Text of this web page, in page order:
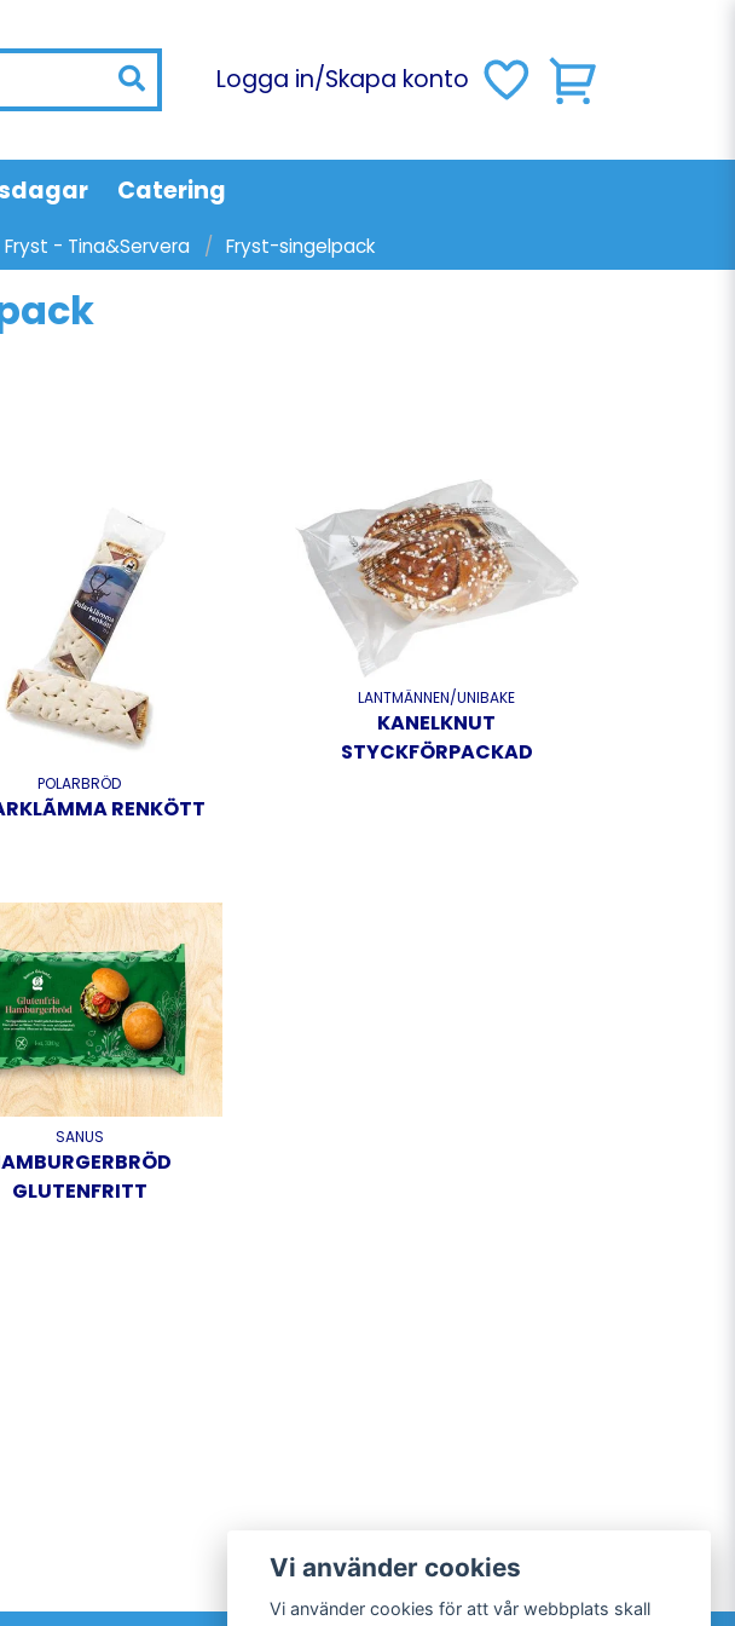
Logga in/Skapa konto
Catering
Fryst - Tina&Servera Fryst-singelpack
POLARBRÖD
RENKÖTT
LANTMÄNNEN/UNIBAKE
KANELKNUT
STYCKFÖRPACKAD
SANUS
GLUTENFRITT
Vi använder cookies
Vi använder cookies för att vår webbplats skall